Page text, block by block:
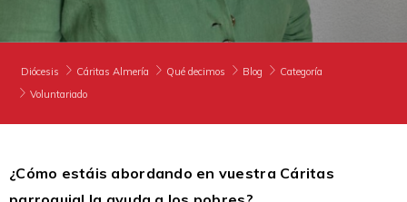
Diócesis Cáritas Almería Qué decimos Blog
Categoría
Voluntariado
¿Cómo estáis abordando en vuestra Cáritas